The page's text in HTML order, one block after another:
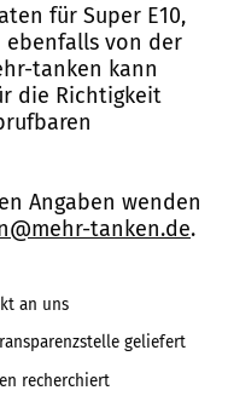
für Super E10,
ebenfalls von der
tanken kann
die Richtigkeit
Angaben wenden
tanken.de.
an uns
geliefert
recherchiert